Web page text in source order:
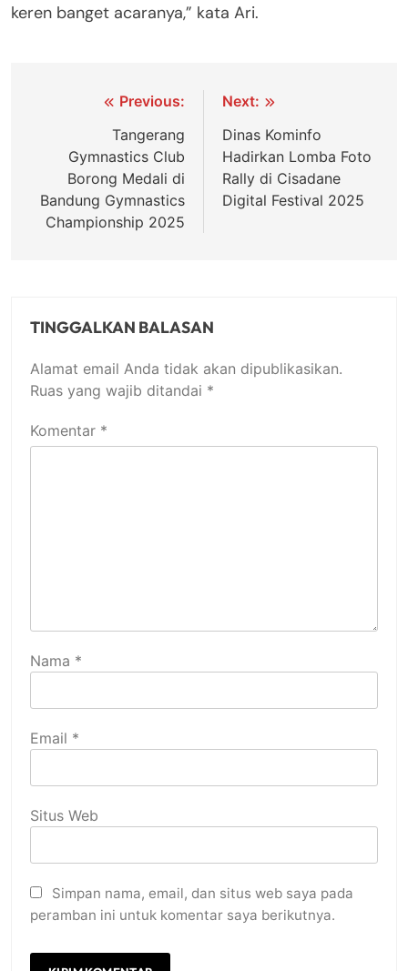
keren banget acaranya,” kata Ari.
Navigasi Previous:
Tangerang
Gymnastics Club
Borong Medali di
Bandung Gymnastics
Championship 2025
Next:
Dinas Kominfo
Hadirkan Lomba Foto
Rally di Cisadane
Digital Festival 2025
TINGGALKAN BALASAN
Alamat email Anda tidak akan dipublikasikan.
Ruas yang wajib ditandai *
Komentar *
Nama *
Email *
Situs Web
Simpan nama, email, dan situs web saya pada
peramban ini untuk komentar saya berikutnya.